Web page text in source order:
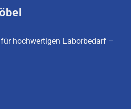
hochwertigen Laborbedarf –